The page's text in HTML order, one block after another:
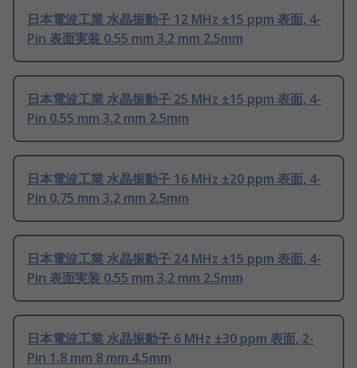
日本電波工業 水晶振動子 12 MHz ±15 ppm 表面, 4-
Pin 表面実装 0.55 mm 3.2 mm 2.5mm
日本電波工業 水晶振動子 25 MHz ±15 ppm 表面, 4-
Pin 0.55 mm 3.2 mm 2.5mm
日本電波工業 水晶振動子 16 MHz ±20 ppm 表面, 4-
Pin 0.75 mm 3.2 mm 2.5mm
日本電波工業 水晶振動子 24 MHz ±15 ppm 表面, 4-
Pin 表面実装 0.55 mm 3.2 mm 2.5mm
日本電波工業 水晶振動子 6 MHz ±30 ppm 表面, 2-
Pin 1.8 mm 8 mm 4.5mm